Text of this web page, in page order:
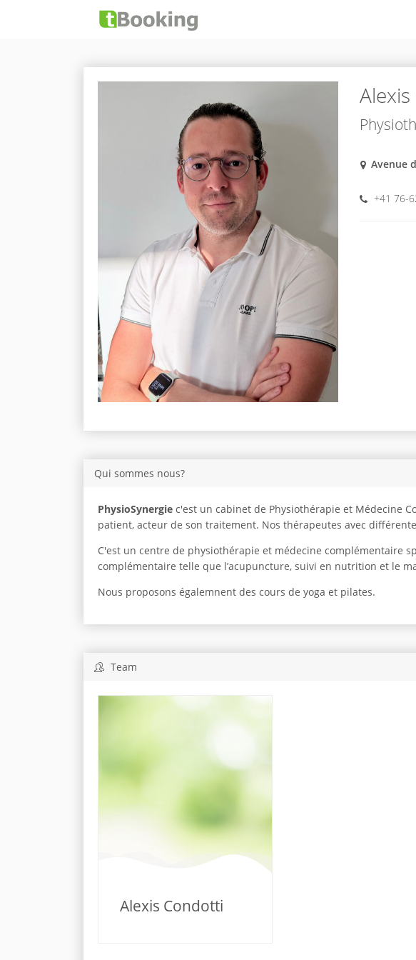
Alexis
Avenue
+41 76-
Qui sommes nous?
PhysioSynergiec'est un cabinet de Physiothérapie et Médecine
patient, acteur de son traitement. Nos thérapeutes avec
C'est un centre de physiothérapie et médecine complémentaire
complémentaire telle que l’acupuncture, suivi en nutrition et le
Nous proposons égalemnent des cours de yoga et pilates.
Team
Alexis Condotti